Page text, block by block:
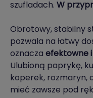
szufladach. W
Obrotowy, stabilny
pozwala na łatwy
oznacza efektowne
Ulubioną paprykę,
koperek, rozmaryn,
mieć zawsze pod